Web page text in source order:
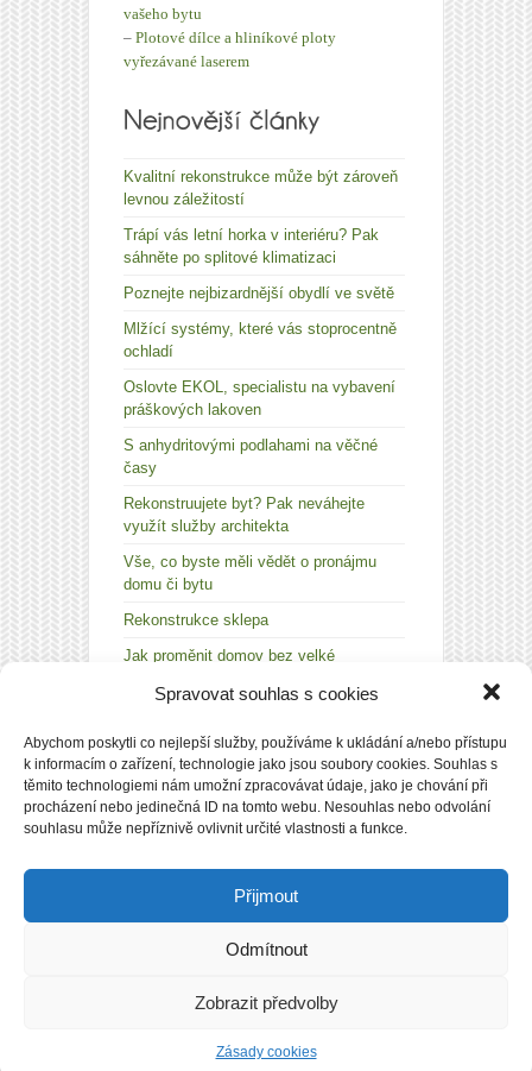
Spravovat souhlas s cookies
Abychom poskytli co nejlepší služby, používáme k ukládání a/nebo přístupu
k informacím o zařízení, technologie jako jsou soubory cookies. Souhlas s
těmito technologiemi nám umožní zpracovávat údaje, jako je chování při
procházení nebo jedinečná ID na tomto webu. Nesouhlas nebo odvolání
souhlasu může nepříznivě ovlivnit určité vlastnosti a funkce.
Přijmout
Odmítnout
Zobrazit předvolby
Zásady cookies
vašeho bytu
– Plotové dílce a hliníkové ploty
vyřezávané laserem
Kvalitní rekonstrukce může být zároveň
levnou záležitostí
Trápí vás letní horka v interiéru? Pak
sáhněte po splitové klimatizaci
Poznejte nejbizardnější obydlí ve světě
Mlžící systémy, které vás stoprocentně
ochladí
Oslovte EKOL, specialistu na vybavení
práškových lakoven
S anhydritovými podlahami na věčné
časy
Rekonstruujete byt? Pak neváhejte
využít služby architekta
Vše, co byste měli vědět o pronájmu
domu či bytu
Rekonstrukce sklepa
Jak proměnit domov bez velké
tisíc a dobrý nápad
PŘIHLÁSIT
Kopírování článků nebo dalších částí tohoto